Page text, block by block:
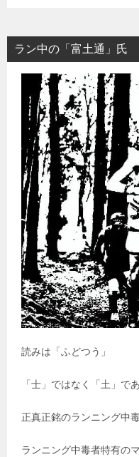
ラン中の「富土通」氏
読みは「ふどつう」
「士」ではなく「土」で
正真正銘のランニング中
ランニング中毒者特有の